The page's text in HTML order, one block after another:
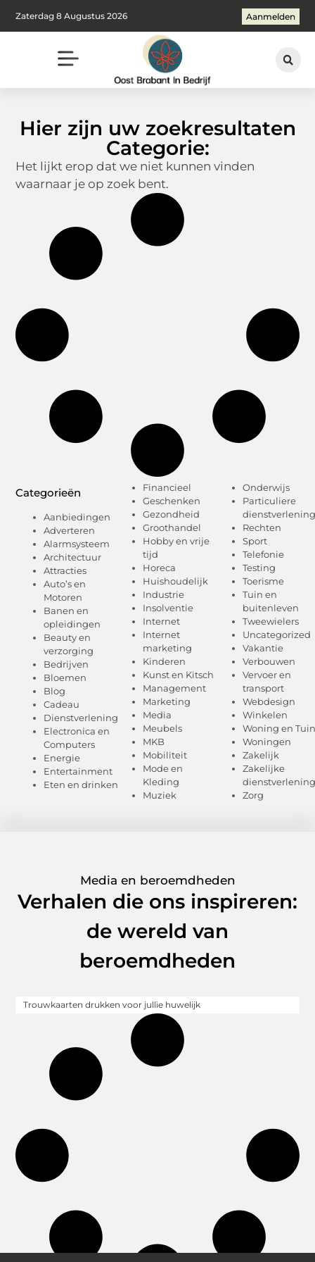
Zaterdag 8 Augustus 2026 Aanmelden
Hier zijn uw zoekresultaten
Categorie:
Het lijkt erop dat we niet kunnen vinden
waarnaar je op zoek bent.
Categorieën
Aanbiedingen
Adverteren
Alarmsysteem
Architectuur
Attracties
Auto’s en
Motoren
Banen en
opleidingen
Beauty en
verzorging
Bedrijven
Bloemen
Blog
Cadeau
Dienstverlening
Electronica en
Computers
Energie
Entertainment
Eten en drinken
Financieel
Geschenken
Gezondheid
Groothandel
Hobby en vrije
tijd
Horeca
Huishoudelijk
Industrie
Insolventie
Internet
Internet
marketing
Kinderen
Kunst en Kitsch
Management
Marketing
Media
Meubels
MKB
Mobiliteit
Mode en
Kleding
Muziek
Onderwijs
Particuliere
dienstverlening
Rechten
Sport
Telefonie
Testing
Toerisme
Tuin en
buitenleven
Tweewielers
Uncategorized
Vakantie
Verbouwen
Vervoer en
transport
Webdesign
Winkelen
Woning en Tuin
Woningen
Zakelijk
Zakelijke
dienstverlening
Zorg
Media en beroemdheden
Verhalen die ons inspireren:
de wereld van
beroemdheden
Trouwkaarten drukken voor jullie huwelijk